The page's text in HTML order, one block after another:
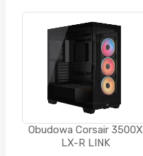
Obudowa Corsair 3500X
LX-R LINK